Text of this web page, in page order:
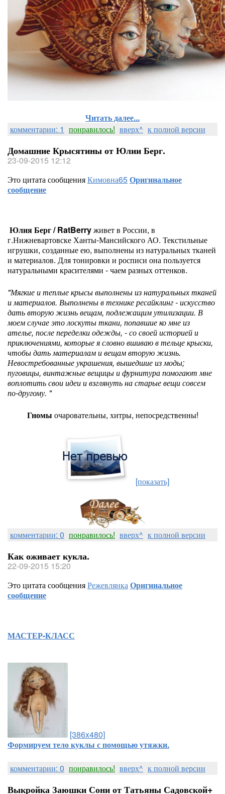
Читать далее...
комментарии: 1 понравилось! вверх^ к полной версии
Домашние Крысятины от Юлии Берг.
23-09-2015 12:12
Это цитата сообщенияКимовна65Оригинальное
сообщение
Юлия Берг / RatBerryживет в России, в
г.Нижневартовске Ханты-Мансийского АО. Текстильные
игрушки, созданные ею, выполнены из натуральных тканей
и материалов. Для тонировки и росписи она пользуется
натуральными красителями - чаем разных оттенков.
"Мягкие и теплые крысы выполнены из натуральных тканей
и материалов. Выполнены в технике ресайклинг - искусство
дать вторую жизнь вещам, подлежащим утилизации. В
моем случае это лоскуты ткани, попавшие ко мне из
ателье, после переделки одежды, - со своей историей и
приключениями, которые я словно вшиваю в тельце крыски,
чтобы дать материалам и вещам вторую жизнь.
Невостребованные украшения, вышедшие из моды;
пуговицы, винтажные вещицы и фурнитура помогают мне
воплотить свои идеи и взглянуть на старые вещи совсем
по-другому. "
Гномы очаровательны, хитры, непосредственны!
[показать]
комментарии: 0 понравилось! вверх^ к полной версии
Как оживает кукла.
22-09-2015 15:20
Это цитата сообщенияРежевлянкаОригинальное
сообщение
МАСТЕР-КЛАСС
[386x480]
Формируем тело куклы с помощью утяжки.
комментарии: 0 понравилось! вверх^ к полной версии
Выкройка Заюшки Сони от Татьяны Садовской+